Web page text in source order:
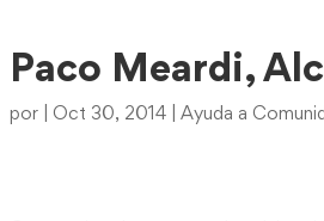
Paco Meardi,
por Oct 30, 2014 |Ayuda a